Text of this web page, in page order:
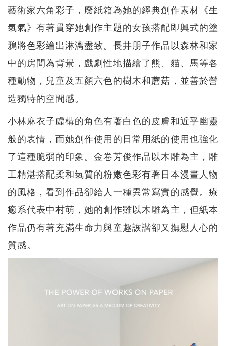
藝術家六角彩子，廢紙箱為她的經典創作素材《生
氣氣》有著貫穿她創作主題的女孩搭配即興式的塗
鴉將色彩繪出淋漓盡致。長井朋子作品以森林和家
中的房間為背景，戲劇性地描繪了熊、貓、馬等各
種動物，兒童及五顏六色的樹木和蘑菇，並善於營
造獨特的空間感。
小林麻衣子虛構的角色有著白色的皮膚和近乎幽靈
般的表情，而她創作使用的日常用紙的使用也強化
了這種脆弱的印象。金卷芳俊作品以木雕為主，雕
工精湛搭配柔和氣質的粉嫩色彩有著日本漫畫人物
的風格，看到作品卻給人一種異常寫實的感覺。療
癒系代表中村萌，她的創作雖以木雕為主，但紙本
作品仍有著充滿生命力與童趣詼諧卻又撫慰人心的
質感。